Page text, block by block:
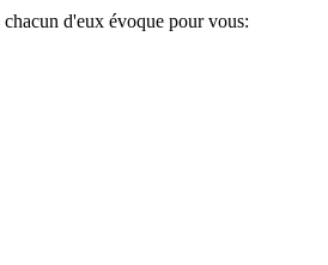
d'eux évoque pour vous: